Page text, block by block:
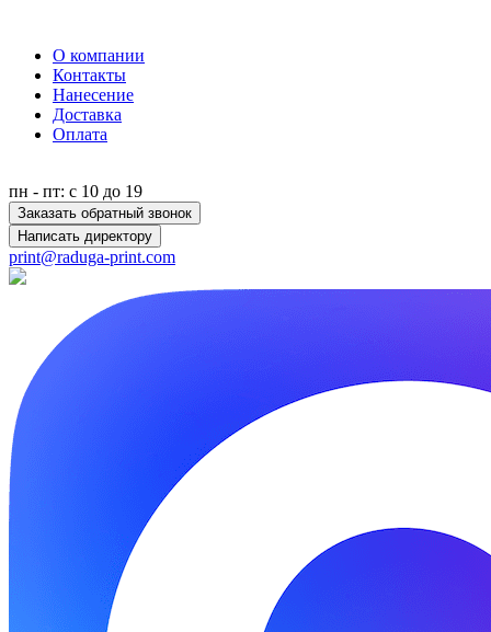
О компании
Контакты
Нанесение
Доставка
Оплата
пн - пт: с 10 до 19
Заказать обратный звонок
Написать директору
print@raduga-print.com